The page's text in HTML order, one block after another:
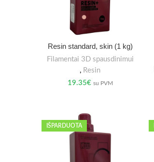
Resin standard, skin (1 kg)
Filamentai 3D spausdinimui
, Resin
19.35€ su PVM
IŠPARDUOTA